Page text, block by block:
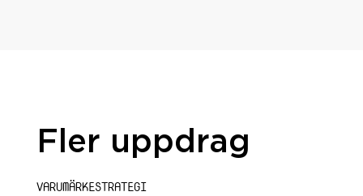
VARUMÄRKESTRATEGI
Fler uppdrag